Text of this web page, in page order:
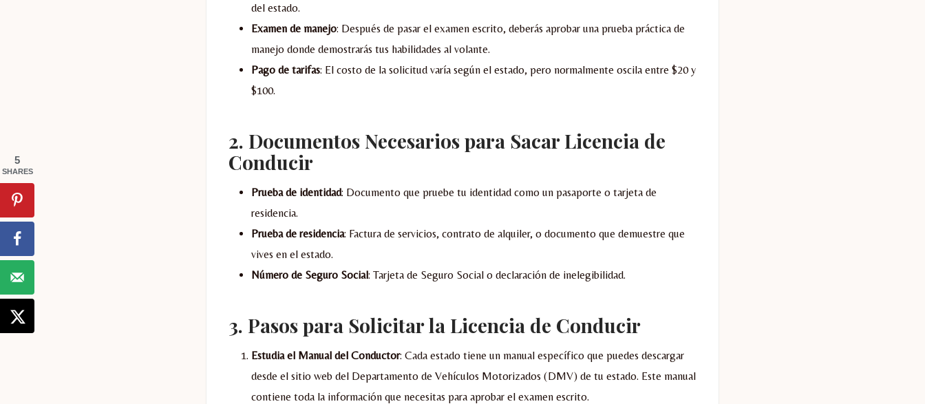
del estado.
Examen de manejo: Después de pasar el examen escrito, deberás aprobar una prueba práctica de
manejo donde demostrarás tus habilidades al volante.
Pago de tarifas: El costo de la solicitud varía según el estado, pero normalmente oscila entre $20 y
$100.
2. Documentos Necesariospara Sacar Licencia de
Conducir
Prueba de identidad: Documento que pruebe tu identidad como un pasaporte o tarjeta de
residencia.
Prueba de residencia: Factura de servicios, contrato de alquiler, o documento que demuestre que
vives en el estado.
Número de Seguro Social: Tarjeta de Seguro Social o declaración de inelegibilidad.
3. Pasos para Solicitar la Licencia de Conducir
Estudia el Manual del Conductor: Cada estado tiene un manual específico que puedes descargar
desde el sitio web del Departamento de Vehículos Motorizados (DMV) de tu estado. Este manual
contiene toda la información que necesitas para aprobar el examen escrito.
5
SHARES